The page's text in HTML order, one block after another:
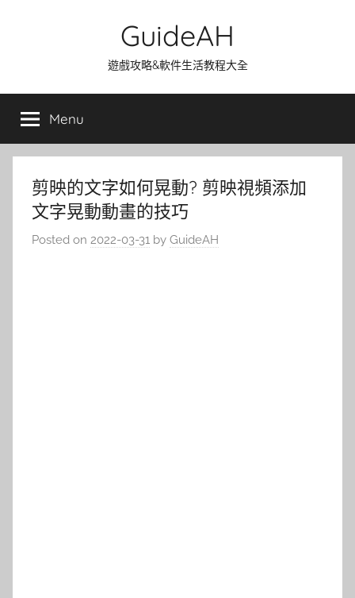
GuideAH
遊戲攻略&軟件生活教程大全
Menu
剪映的文字如何晃動? 剪映視頻添加
文字晃動動畫的技巧
Posted on 2022-03-31 by GuideAH